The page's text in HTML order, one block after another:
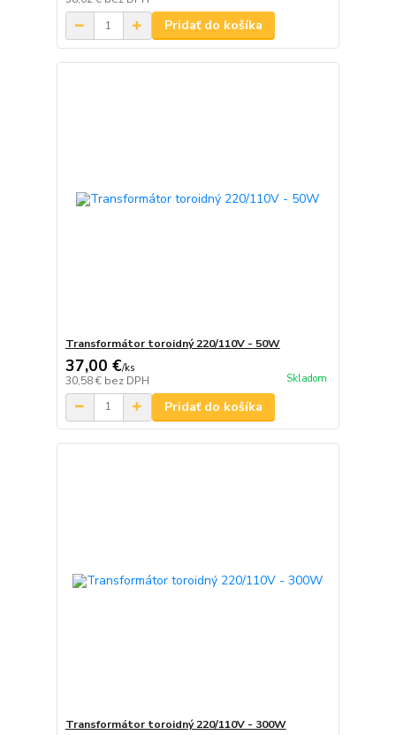
Pridať do košíka
Transformátor toroidný 220/110V - 50W
37,00 €/ks
30,58 € bez DPH Skladom
Pridať do košíka
Transformátor toroidný 220/110V - 300W